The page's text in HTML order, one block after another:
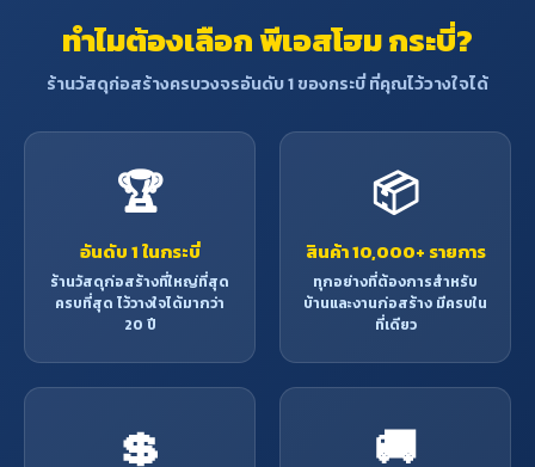
ทำไมต้องเลือก พีเอสโฮม กระบี่?
ร้านวัสดุก่อสร้างครบวงจรอันดับ 1 ของกระบี่ ที่คุณไว้วางใจได้
🏆
อันดับ 1 ในกระบี่
ร้านวัสดุก่อสร้างที่ใหญ่ที่สุด
ครบที่สุด ไว้วางใจได้มากว่า
20 ปี
📦
สินค้า 10,000+ รายการ
ทุกอย่างที่ต้องการสำหรับ
บ้านและงานก่อสร้าง มีครบใน
ที่เดียว
💲 🚚